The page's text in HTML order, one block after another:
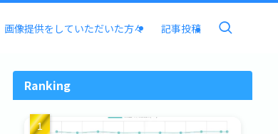
画像提供をしていただいた方々 記事投稿
Ranking